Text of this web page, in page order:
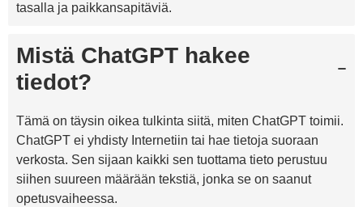
tasalla ja paikkansapitäviä.
Mistä ChatGPT hakee
tiedot?
Tämä on täysin oikea tulkinta siitä, miten ChatGPT toimii.
ChatGPT ei yhdisty Internetiin tai hae tietoja suoraan
verkosta. Sen sijaan kaikki sen tuottama tieto perustuu
siihen suureen määrään tekstiä, jonka se on saanut
opetusvaiheessa.